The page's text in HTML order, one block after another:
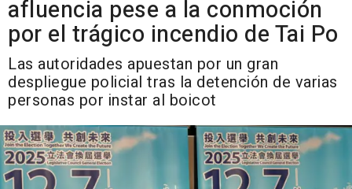
afluencia pese a la conmoción
por el trágico incendio de Tai Po
Las autoridades apuestan por un gran
despliegue policial tras la detención de varias
personas por instar al boicot